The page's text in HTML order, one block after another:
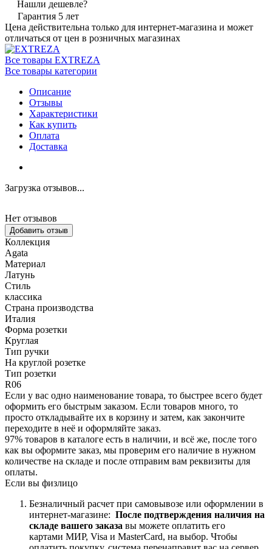
Нашли дешевле?
Гарантия 5 лет
Цена действительна только для интернет-магазина и может
отличаться от цен в розничных магазинах
Все товары EXTREZA
Все товары категории
Описание
Отзывы
Характеристики
Как купить
Оплата
Доставка
Загрузка отзывов...
Нет отзывов
Добавить отзыв
Коллекция
Agata
Материал
Латунь
Стиль
классика
Страна производства
Италия
Форма розетки
Круглая
Тип ручки
На круглой розетке
Тип розетки
R06
Если у вас одно наименование товара, то быстрее всего будет
оформить его быстрым заказом. Если товаров много, то
просто откладывайте их в корзину и затем, как закончите
переходите в неё и оформляйте заказ.
97% товаров в каталоге есть в наличии, и всё же, после того
как вы оформите заказ, мы проверим его наличие в нужном
количестве на складе и после отправим вам реквизиты для
оплаты.
Если вы физлицо
Безналичный расчет при самовывозе или оформлении в
интернет-магазине: После подтверждения наличия на
складе вашего заказа вы можете оплатить его
картами МИР, Visa и MasterCard, на выбор. Чтобы